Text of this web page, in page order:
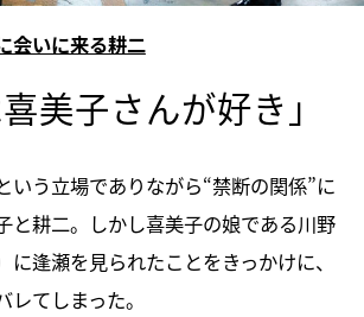
会いに来る耕二
美子さんが好き」
いう立場でありながら“禁断の関係”に
と耕二。しかし喜美子の娘である川野
に逢瀬を見られたことをきっかけに、
てしまった。